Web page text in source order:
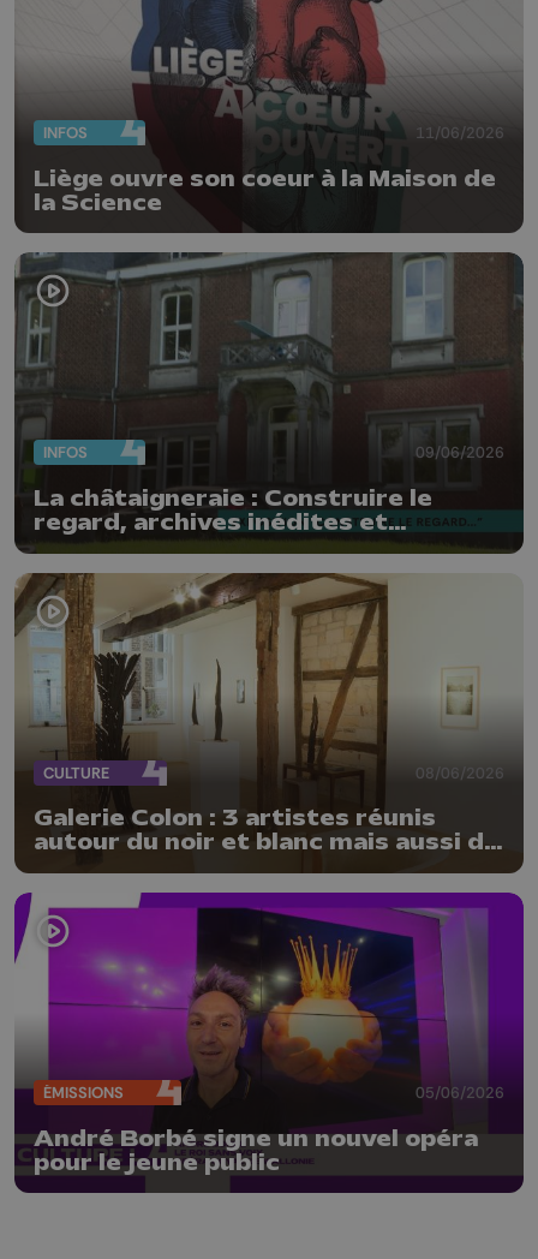
INFOS 11/06/2026
Liège ouvre son coeur à la Maison de
la Science
INFOS 09/06/2026
La châtaigneraie : Construire le
regard, archives inédites et
photographies contemporaines
CULTURE 08/06/2026
Galerie Colon : 3 artistes réunis
autour du noir et blanc mais aussi de
la matière
ÉMISSIONS 05/06/2026
André Borbé signe un nouvel opéra
pour le jeune public